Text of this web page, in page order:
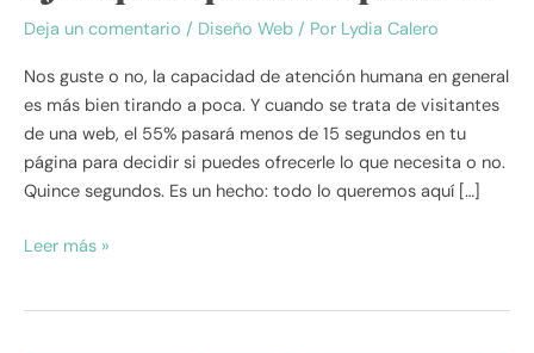
Deja un comentario / Diseño Web / Por Lydia Calero
Nos guste o no, la capacidad de atención humana en general
es más bien tirando a poca. Y cuando se trata de visitantes
de una web, el 55% pasará menos de 15 segundos en tu
página para decidir si puedes ofrecerle lo que necesita o no.
Quince segundos. Es un hecho: todo lo queremos aquí […]
Leer más »